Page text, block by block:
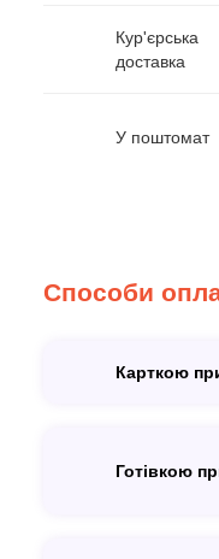
Кур'єрська
доставка
У поштомат
Способи
Карткою
Готівкою